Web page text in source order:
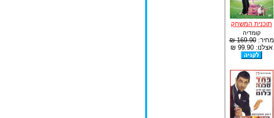
תוכנית המשחק
קומדיה
מחיר:169.90 ₪
אצלנו: 99.90 ₪